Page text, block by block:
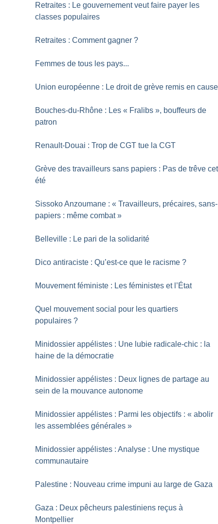
Retraites : Le gouvernement veut faire payer les
classes populaires
Retraites : Comment gagner ?
Femmes de tous les pays...
Union européenne : Le droit de grève remis en cause
Bouches-du-Rhône : Les « Fralibs », bouffeurs de
patron
Renault-Douai : Trop de CGT tue la CGT
Grève des travailleurs sans papiers : Pas de trêve cet
été
Sissoko Anzoumane : « Travailleurs, précaires, sans-
papiers : même combat »
Belleville : Le pari de la solidarité
Dico antiraciste : Qu’est-ce que le racisme ?
Mouvement féministe : Les féministes et l’État
Quel mouvement social pour les quartiers
populaires ?
Minidossier appélistes : Une lubie radicale-chic : la
haine de la démocratie
Minidossier appélistes : Deux lignes de partage au
sein de la mouvance autonome
Minidossier appélistes : Parmi les objectifs : « abolir
les assemblées générales »
Minidossier appélistes : Analyse : Une mystique
communautaire
Palestine : Nouveau crime impuni au large de Gaza
Gaza : Deux pêcheurs palestiniens reçus à
Montpellier